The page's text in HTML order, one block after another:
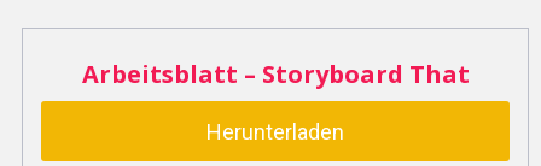
Arbeitsblatt – Storyboard That
Herunterladen